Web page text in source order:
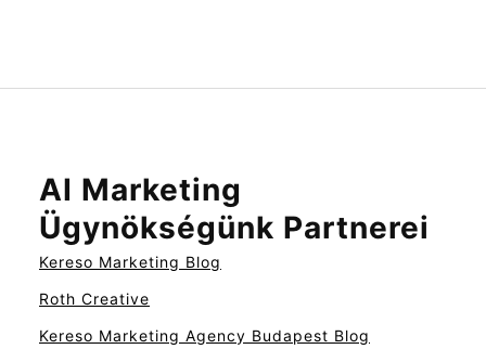
AI Marketing
Ügynökségünk Partnerei
Kereso Marketing Blog
Roth Creative
Kereso Marketing Agency Budapest Blog